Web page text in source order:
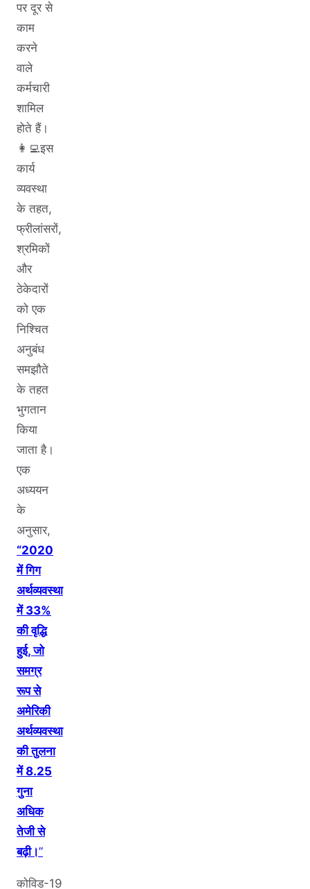
पर दूर से
काम
करने
वाले
कर्मचारी
शामिल
होते हैं।
👩‍💻इस
कार्य
व्यवस्था
के तहत,
फ्रीलांसरों,
श्रमिकों
और
ठेकेदारों
को एक
निश्चित
अनुबंध
समझौते
के तहत
भुगतान
किया
जाता है।
एक
अध्ययन
के
अनुसार,
“2020
में गिग
अर्थव्यवस्था
में 33%
की वृद्धि
हुई, जो
समग्र
रूप से
अमेरिकी
अर्थव्यवस्था
की तुलना
में 8.25
गुना
अधिक
तेजी से
बढ़ी।”
कोविड-19